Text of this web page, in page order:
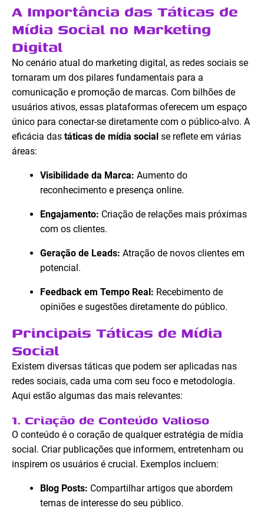
A Importância das Táticas de
Mídia Social no Marketing
Digital
No cenário atual do marketing digital, as redes sociais se
tornaram um dos pilares fundamentais para a
comunicação e promoção de marcas. Com bilhões de
usuários ativos, essas plataformas oferecem um espaço
único para conectar-se diretamente com o público-alvo. A
eficácia das táticas de mídia social se reflete em várias
áreas:
Visibilidade da Marca: Aumento do
reconhecimento e presença online.
Engajamento: Criação de relações mais próximas
com os clientes.
Geração de Leads: Atração de novos clientes em
potencial.
Feedback em Tempo Real: Recebimento de
opiniões e sugestões diretamente do público.
Principais Táticas de Mídia
Social
Existem diversas táticas que podem ser aplicadas nas
redes sociais, cada uma com seu foco e metodologia.
Aqui estão algumas das mais relevantes:
1. Criação de Conteúdo Valioso
O conteúdo é o coração de qualquer estratégia de mídia
social. Criar publicações que informem, entretenham ou
inspirem os usuários é crucial. Exemplos incluem:
Blog Posts: Compartilhar artigos que abordem
temas de interesse do seu público.